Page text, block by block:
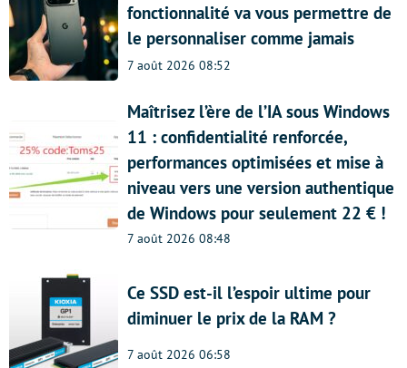
fonctionnalité va vous permettre de
le personnaliser comme jamais
7 août 2026 08:52
Maîtrisez l’ère de l’IA sous Windows
11 : confidentialité renforcée,
performances optimisées et mise à
niveau vers une version authentique
de Windows pour seulement 22 € !
7 août 2026 08:48
Ce SSD est-il l’espoir ultime pour
diminuer le prix de la RAM ?
7 août 2026 06:58